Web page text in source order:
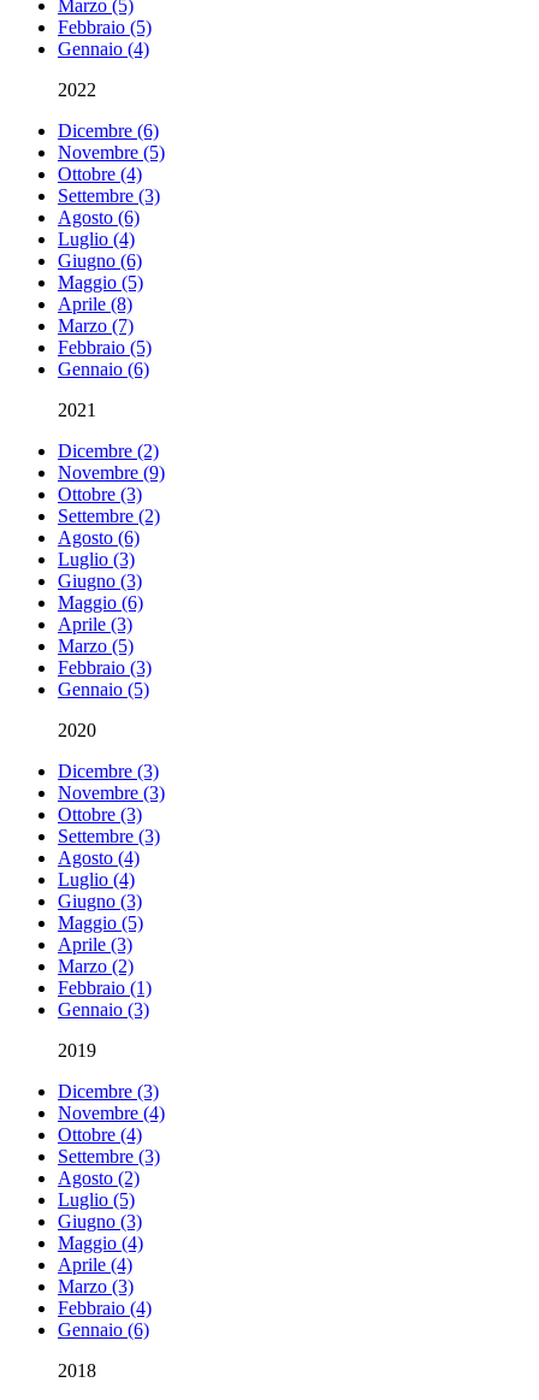
Marzo (5)
Febbraio (5)
Gennaio (4)
2022
Dicembre (6)
Novembre (5)
Ottobre (4)
Settembre (3)
Agosto (6)
Luglio (4)
Giugno (6)
Maggio (5)
Aprile (8)
Marzo (7)
Febbraio (5)
Gennaio (6)
2021
Dicembre (2)
Novembre (9)
Ottobre (3)
Settembre (2)
Agosto (6)
Luglio (3)
Giugno (3)
Maggio (6)
Aprile (3)
Marzo (5)
Febbraio (3)
Gennaio (5)
2020
Dicembre (3)
Novembre (3)
Ottobre (3)
Settembre (3)
Agosto (4)
Luglio (4)
Giugno (3)
Maggio (5)
Aprile (3)
Marzo (2)
Febbraio (1)
Gennaio (3)
2019
Dicembre (3)
Novembre (4)
Ottobre (4)
Settembre (3)
Agosto (2)
Luglio (5)
Giugno (3)
Maggio (4)
Aprile (4)
Marzo (3)
Febbraio (4)
Gennaio (6)
2018